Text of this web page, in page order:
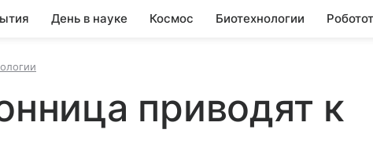
День в науке Космос Биотехнологии
приводят к